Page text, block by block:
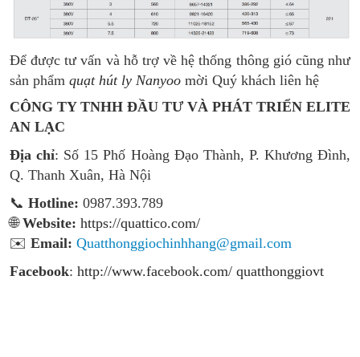
Để được tư vấn và hỗ trợ về hệ thống thông gió cũng như
sản phẩm quạt hút ly Nanyoo mời Quý khách liên hệ
CÔNG TY TNHH ĐẦU TƯ VÀ PHÁT TRIỂN ELITE
AN LẠC
Địa chỉ: Số 15 Phố Hoàng Đạo Thành, P. Khương Đình,
Q. Thanh Xuân, Hà Nội
📞 Hotline: 0987.393.789
🌐Website: https://quattico.com/
✉️ Email: Quatthonggiochinhhang@gmail.com
Facebook: http://www.facebook.com/ quatthonggiovt